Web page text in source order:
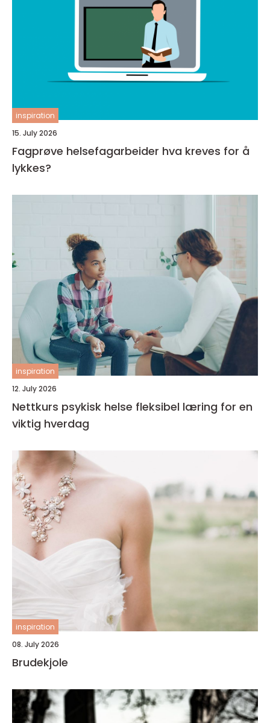
inspiration
15. July 2026
Fagprøve helsefagarbeider hva kreves for å
lykkes?
inspiration
12. July 2026
Nettkurs psykisk helse fleksibel læring for en
viktig hverdag
inspiration
08. July 2026
Brudekjole